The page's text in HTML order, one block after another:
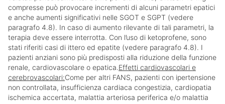
compresse può provocare incrementi di alcuni parametri epatici
e anche aumenti significativi nelle SGOT e SGPT (vedere
paragrafo 4.8). In caso di aumento rilevante di tali parametri, la
terapia deve essere interrotta. Con l’uso di ketoprofene, sono
stati riferiti casi di ittero ed epatite (vedere paragrafo 4.8). I
pazienti anziani sono più predisposti alla riduzione della funzione
renale, cardiovascolare o epatica.Effetti cardiovascolari e
cerebrovascolari:Come per altri FANS, pazienti con ipertensione
non controllata, insufficienza cardiaca congestizia, cardiopatia
ischemica accertata, malattia arteriosa periferica e/o malattia